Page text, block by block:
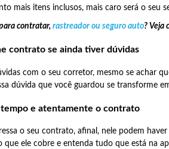
mais itens inclusos, mais caro será o seu
contratar, rastreador ou seguro auto? Veja
contrato se ainda tiver dúvidas
com o seu corretor, mesmo se achar
dúvida que você guardou se transforme
tempo e atentamente o contrato
o seu contrato, afinal, nele podem
que ele cobre e entenda tudo que está na